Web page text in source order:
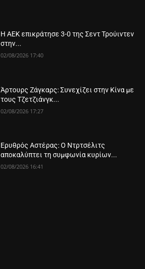
Η ΑΕΚ επικράτησε 3-0 της Σεντ Τρούιντεν
στην...
02/08/2026 17:40
Άρτουρς Ζάγκαρς: Συνεχίζει στην Κίνα με
τους Τζετζιάνγκ...
02/08/2026 17:27
Ερυθρός Αστέρας: Ο Ντρτσέλιτς
αποκαλύπτει τη συμφωνία κυρίων...
02/08/2026 16:41